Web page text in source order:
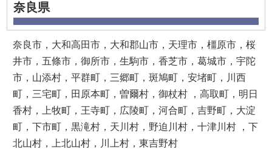
奈良県
奈良市，大和高田市，大和郡山市，天理市，橿原市，桜
井市，五條市，御所市，生駒市，香芝市，葛城市，宇陀
市，山添村，平群町，三郷町，斑鳩町，安堵町，川西
町，三宅町，田原本町，曽爾村，御杖村 ，高取町，明日
香村，上牧町，王寺町，広陵町，河合町，吉野町，大淀
町，下市町，黒滝村，天川村，野迫川村，十津川村 ，下
北山村，上北山村，川上村，東吉野村